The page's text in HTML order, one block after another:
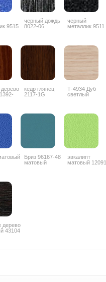
9515
черный дождь
8022-06
черный
металлик 9511
кедр глянец
2117-1G
Т-4934 Дуб
светлый
Бриз 96167-48
матовый
эвкалипт
матовый 12091
дерево
43104